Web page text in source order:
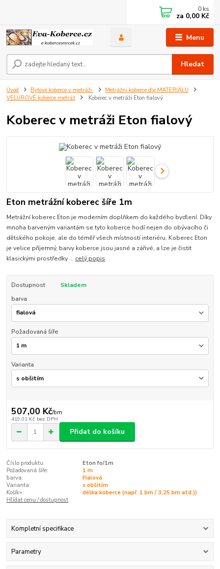
Menu
Hledat
0 ks
za 0,00 Kč
Úvod Bytové koberce v metráži
Metrážni koberce dle MATERIÁLU
VELUROVÉ koberce metráž
Koberec v metráži Eton fialový
Koberec v metráži Eton fialový
Eton metrážní koberec šíře 1m
Metrážní koberec Eton je moderním doplňkem do každého bydlení. Díky
mnoha barveným variantám se tyto koberce hodí nejen do obývacího či
dětského pokoje, ale do téměř všech místností interiéru. Koberec Eton
je velice příjemný, barvy koberce jsou jasné a zářivé, a lze je čistit
klasickými prostředky ... celý popis
Dostupnost
Skladem
barva
Požadovaná šíře
Varianta
507,00 Kč/bm
419,01 Kč bez DPH
Přidat do košíku
Číslo produktu:
Eton fo/1m
Požadovaná šíře:
1 m
barva:
Fialová
Varianta:
s obšitím
Košík=:
délka koberce (např. 1 bm / 3,25 bm atd.))
Hlídat cenu / dostupnost
Kompletní specifikace
Parametry